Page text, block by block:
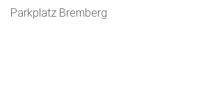
Parkplatz Bremberg